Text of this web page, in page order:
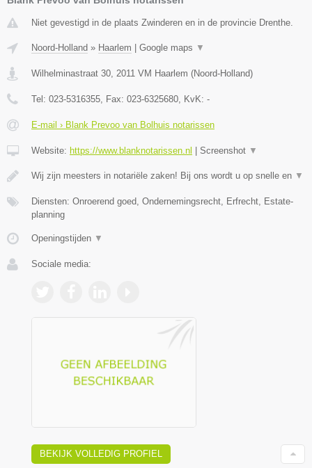
Niet gevestigd in de plaats Zwinderen en in de provincie Drenthe.
Noord-Holland » Haarlem Google maps ▼
Wilhelminastraat 30 2011 VM Haarlem (Noord-Holland)
Tel: 023-5316355 , Fax: 023-6325680 , KvK: -
E-mail › Blank Prevoo van Bolhuis notarissen
Website: https://www.blanknotarissen.nl Screenshot ▼
Wij zijn meesters in notariële zaken! Bij ons wordt u op snelle en ▼
Diensten: Onroerend goed, Ondernemingsrecht, Erfrecht, Estate-
planning
Openingstijden ▼
Sociale media:
BEKIJK VOLLEDIG PROFIEL